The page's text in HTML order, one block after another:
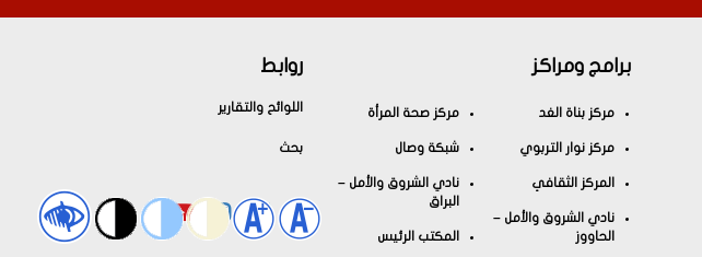
برامج ومراكز
مركز بناة الغد
مركز نوار التربوي
المركز الثقافي
نادي الشروق والأمل –
الحاووز
مركز صحة المرأة
شبكة وصال
نادي الشروق والأمل –
البراق
المكتب الرئيس
روابط
اللوائح والتقارير
بحث